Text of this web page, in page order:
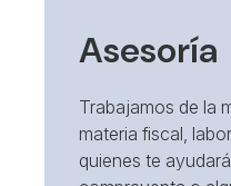
Asesoría
Trabajamos de la
materia fiscal,
quienes te